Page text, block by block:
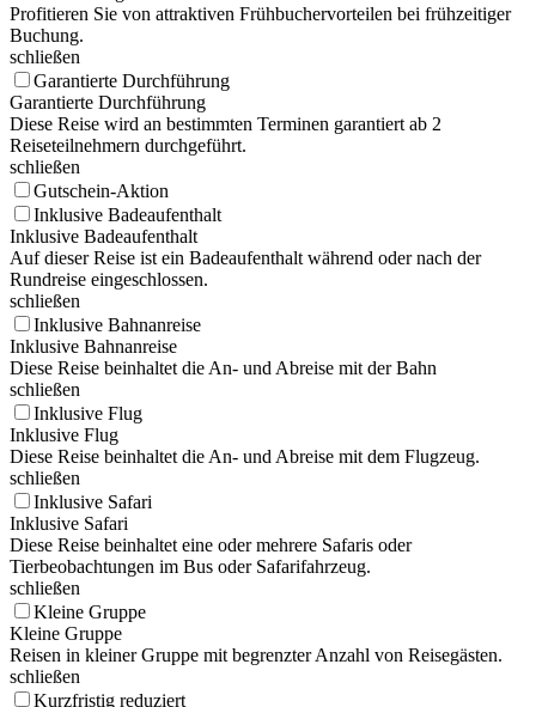
Profitieren Sie von attraktiven Frühbuchervorteilen bei frühzeitiger
Buchung.
schließen
Garantierte Durchführung
Garantierte Durchführung
Diese Reise wird an bestimmten Terminen garantiert ab 2
Reiseteilnehmern durchgeführt.
schließen
Gutschein-Aktion
Inklusive Badeaufenthalt
Inklusive Badeaufenthalt
Auf dieser Reise ist ein Badeaufenthalt während oder nach der
Rundreise eingeschlossen.
schließen
Inklusive Bahnanreise
Inklusive Bahnanreise
Diese Reise beinhaltet die An- und Abreise mit der Bahn
schließen
Inklusive Flug
Inklusive Flug
Diese Reise beinhaltet die An- und Abreise mit dem Flugzeug.
schließen
Inklusive Safari
Inklusive Safari
Diese Reise beinhaltet eine oder mehrere Safaris oder
Tierbeobachtungen im Bus oder Safarifahrzeug.
schließen
Kleine Gruppe
Kleine Gruppe
Reisen in kleiner Gruppe mit begrenzter Anzahl von Reisegästen.
schließen
Kurzfristig reduziert